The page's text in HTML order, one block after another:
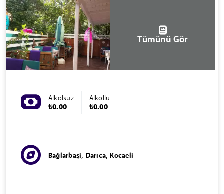
Tümünü Gör
Alkolsüz
₺0.00
Alkollü
₺0.00
Bağlarbaşi, Darıca, Kocaeli